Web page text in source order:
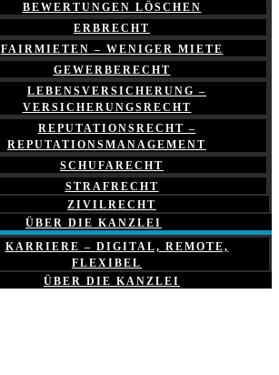
BEWERTUNGEN LÖSCHEN
ERBRECHT
FAIRMIETEN – WENIGER MIETE
GEWERBERECHT
LEBENSVERSICHERUNG –
VERSICHERUNGSRECHT
REPUTATIONSRECHT –
REPUTATIONSMANAGEMENT
SCHUFARECHT
STRAFRECHT
ZIVILRECHT
ÜBER DIE KANZLEI
KARRIERE – DIGITAL, REMOTE,
FLEXIBEL
ÜBER DIE KANZLEI